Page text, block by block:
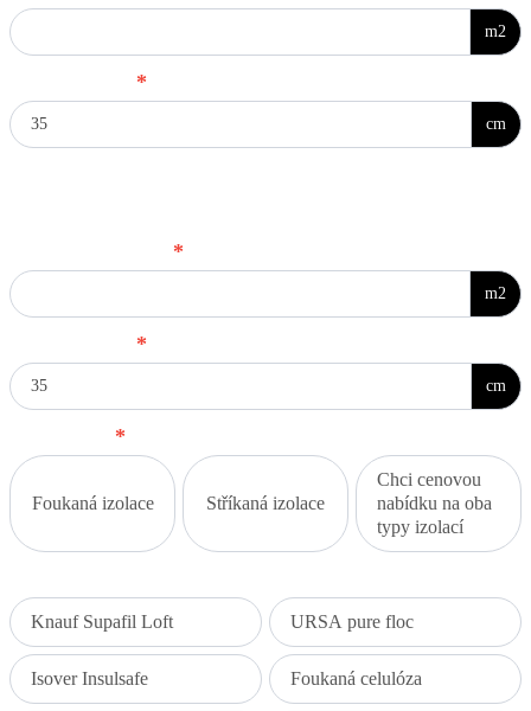
m2
*
cm
*
m2
*
cm
*
Foukaná izolace Stříkaná izolace
Chci cenovou
nabídku na oba
typy izolací
Knauf Supafil Loft URSA pure floc
Isover Insulsafe Foukaná celulóza